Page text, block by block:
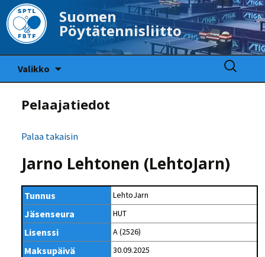
Suomen
Pöytätennisliitto
Valikko
Haku:
Pelaajatiedot
Palaa takaisin
Jarno Lehtonen (LehtoJarn)
Tunnus LehtoJarn
Jäsenseura HUT
Lisenssi A (2526)
Maksupäivä 30.09.2025